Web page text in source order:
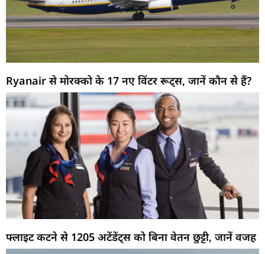
Ryanair से मोरक्को के 17 नए विंटर रूट्स, जानें कौन से हैं?
फ्लाइट कटने से 1205 अटेंडेंट्स को बिना वेतन छुट्टी, जानें वजह